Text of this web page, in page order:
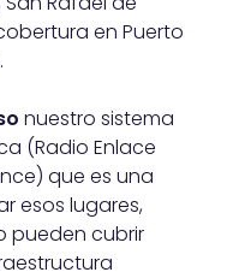
en Puerto
nuestro sistema
(Radio Enlace
que es una
esos lugares,
pueden cubrir